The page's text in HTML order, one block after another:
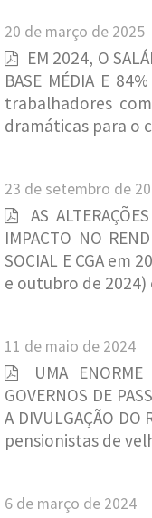
20 de março de 2025
EM 2024, O
BASE MÉDIA E
trabalhadores
dramáticas para o
23 de setembro de
AS
IMPACTO NO
SOCIAL E CGA
e outubro de
11 de maio de 2024
UMA
GOVERNOS DE
A DIVULGAÇÃO DO
pensionistas de
6 de março de 2024